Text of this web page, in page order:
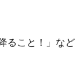
ること！」な